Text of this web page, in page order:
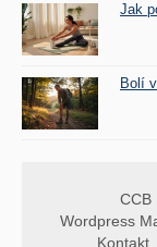
Jak
Bolí
CCB
Wordpress
Kontakt